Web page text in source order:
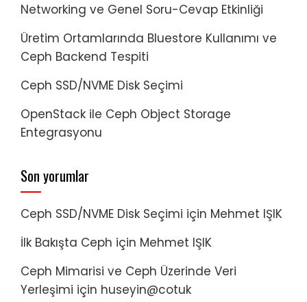
Networking ve Genel Soru-Cevap Etkinliği
Üretim Ortamlarında Bluestore Kullanımı ve
Ceph Backend Tespiti
Ceph SSD/NVME Disk Seçimi
OpenStack ile Ceph Object Storage
Entegrasyonu
Son yorumlar
Ceph SSD/NVME Disk Seçimi için Mehmet IŞIK
İlk Bakışta Ceph için Mehmet IŞIK
Ceph Mimarisi ve Ceph Üzerinde Veri
Yerleşimi için huseyin@cotuk